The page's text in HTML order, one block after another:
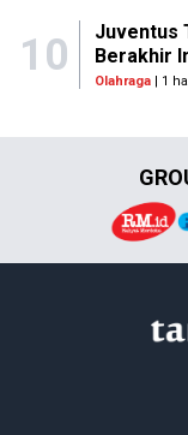
10
Juventus
Berakhir
Olahraga| 1